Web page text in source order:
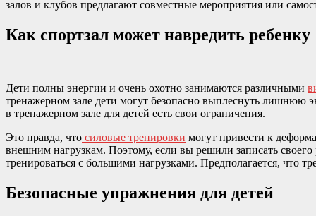
залов и клубов предлагают совместные мероприятия или
Как спортзал может навредить ребенку
Дети полны энергии и очень охотно занимаются различными
тренажерном зале дети могут безопасно выплеснуть лишнюю
в тренажерном зале для детей есть свои ограничения.
Это правда, что силовые тренировки могут привести к
внешним нагрузкам. Поэтому, если вы решили записать
тренироваться с большими нагрузками. Предполагается, что
Безопасные упражнения для детей